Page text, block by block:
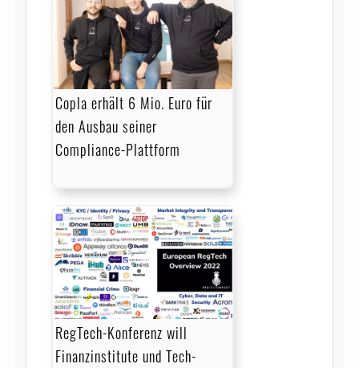
Copla erhält 6 Mio. Euro für
den Ausbau seiner
Compliance-Plattform
RegTech-Konferenz will
Finanz­institute und Tech­